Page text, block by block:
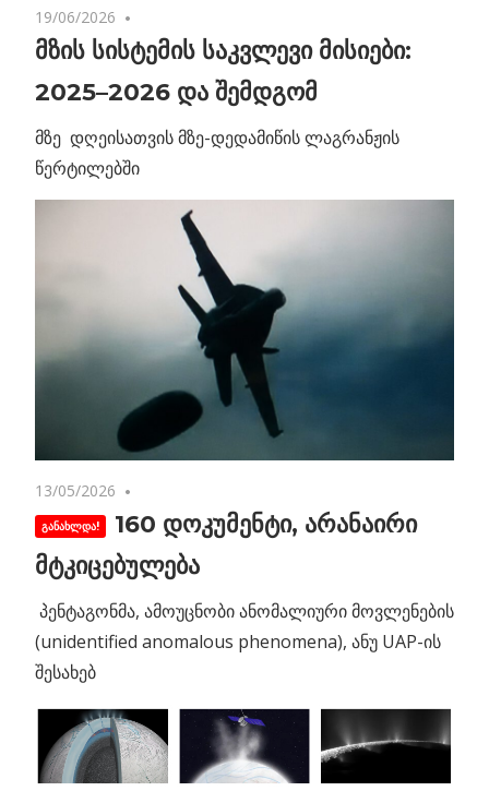
19/06/2026
მზის სისტემის საკვლევი მისიები:
2025–2026 და შემდგომ
მზე დღეისათვის მზე-დედამიწის ლაგრანჟის
წერტილებში
13/05/2026
160 დოკუმენტი, არანაირი
მტკიცებულება
პენტაგონმა, ამოუცნობი ანომალიური მოვლენების
(unidentified anomalous phenomena), ანუ UAP-ის
შესახებ